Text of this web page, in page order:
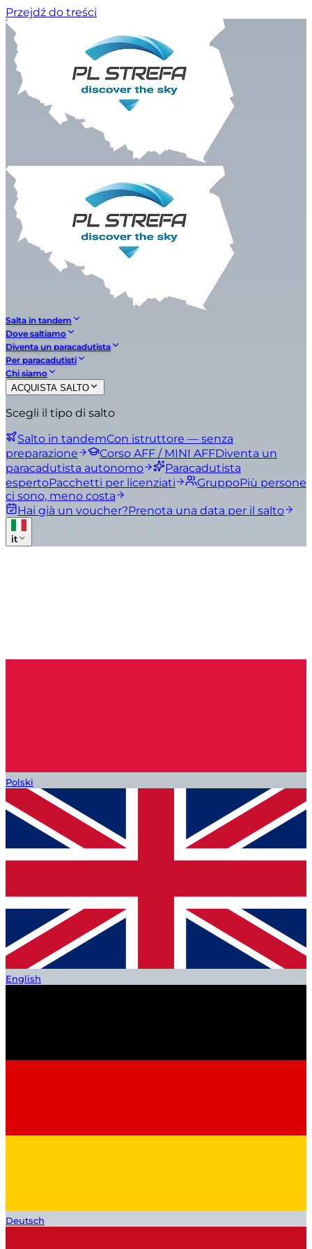
Przejdź do treści
Salta in tandem
Dove saltiamo
Diventa un paracadutista
Per paracadutisti
Chi siamo
ACQUISTA SALTO
Scegli il tipo di salto
Salto in tandemCon istruttore — senza
preparazione
Corso AFF / MINI AFFDiventa un
paracadutista autonomo
Paracadutista
espertoPacchetti per licenziati GruppoPiù persone
ci sono, meno costa
Hai già un voucher?Prenota una data per il salto
it
Polski
English
Deutsch